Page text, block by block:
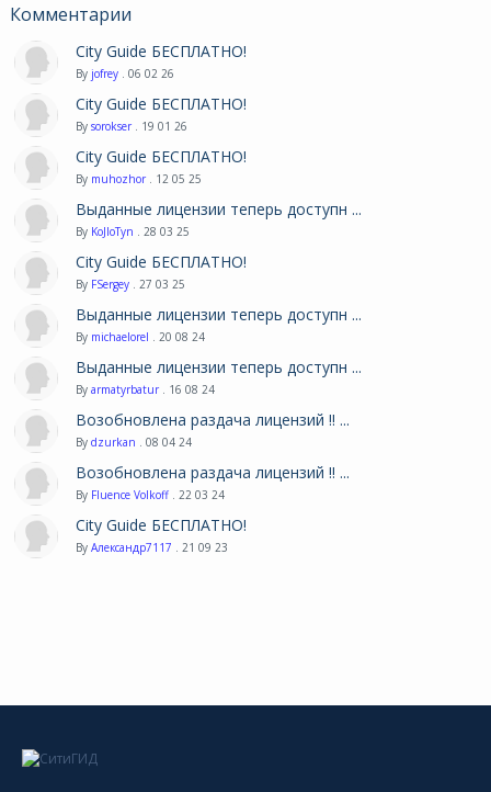
Комментарии
City Guide БЕСПЛАТНО!
By jofrey . 06 02 26
City Guide БЕСПЛАТНО!
By sorokser . 19 01 26
City Guide БЕСПЛАТНО!
By muhozhor . 12 05 25
Выданные лицензии теперь доступн ...
By KoJIoTyn . 28 03 25
City Guide БЕСПЛАТНО!
By FSergey . 27 03 25
Выданные лицензии теперь доступн ...
By michaelorel . 20 08 24
Выданные лицензии теперь доступн ...
By armatyrbatur . 16 08 24
Возобновлена раздача лицензий !! ...
By dzurkan . 08 04 24
Возобновлена раздача лицензий !! ...
By Fluence Volkoff . 22 03 24
City Guide БЕСПЛАТНО!
By Александр7117 . 21 09 23